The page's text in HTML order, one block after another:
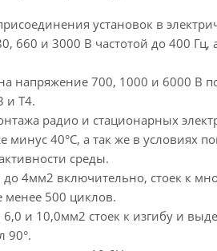
установок в
660 и 3000 В частотой до 400 Гц,
напряжение 700, 1000 и 6000 В
и Т4.
радио и стационарных
минус 40°С, а так же в условиях
среды.
4мм2 включительно, стоек к
менее 500 циклов.
и 10,0мм2 стоек к изгибу и
90°.